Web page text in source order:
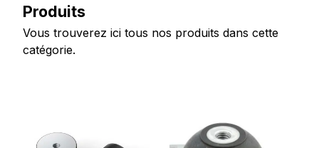
Produits
Vous trouverez ici tous nos produits dans cette
catégorie.